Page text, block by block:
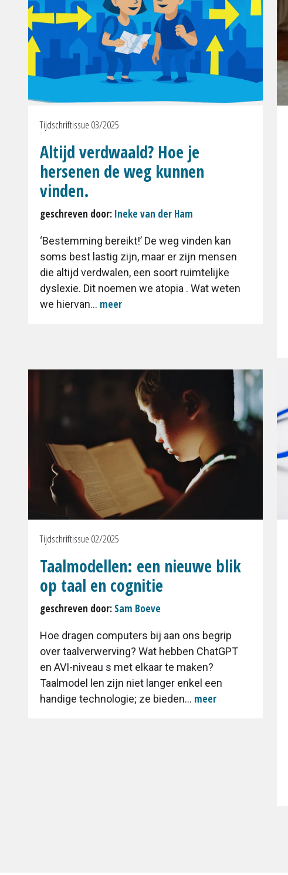
Tijdschriftissue 03/2025
Altijd verdwaald? Hoe je
hersenen de weg kunnen
vinden.
geschreven door: Ineke van der Ham
‘Bestemming bereikt!’ De weg vinden kan
soms best lastig zijn, maar er zijn mensen
die altijd verdwalen, een soort ruimtelijke
dyslexie. Dit noemen we atopia . Wat weten
we hiervan... meer
Tijdschriftissue 02/2025
Taalmodellen: een nieuwe blik
op taal en cognitie
geschreven door: Sam Boeve
Hoe dragen computers bij aan ons begrip
over taalverwerving? Wat hebben ChatGPT
en AVI-niveau s met elkaar te maken?
Taalmodel len zijn niet langer enkel een
handige technologie; ze bieden... meer